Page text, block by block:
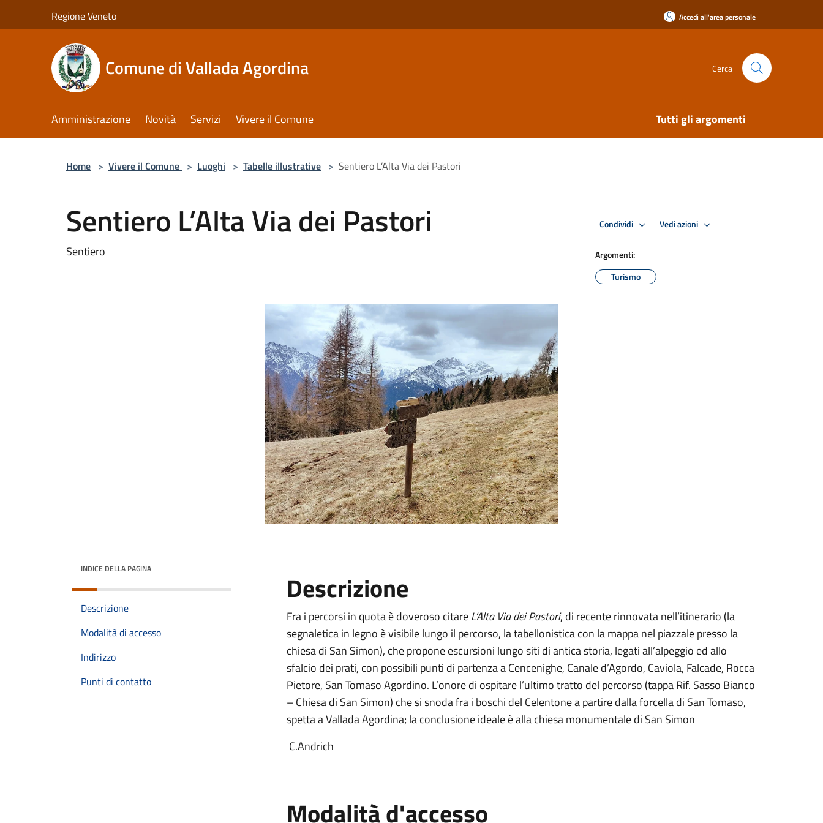
Regione Veneto Accedi all'area personale
Comune di Vallada Agordina Cerca
Amministrazione Novità Servizi Vivere il Comune Tutti gli argomenti
Home > Vivere il Comune > Luoghi > Tabelle illustrative > Sentiero L’Alta Via dei Pastori
Sentiero L’Alta Via dei Pastori
Sentiero
Condividi Vedi azioni
Argomenti:
Turismo
INDICE DELLA PAGINA
Descrizione
Modalità di accesso
Indirizzo
Punti di contatto
Descrizione
Fra i percorsi in quota è doveroso citareL’Alta Via dei Pastori, di recente rinnovata nell’itinerario (la
segnaletica in legno è visibile lungo il percorso, la tabellonistica con la mappa nel piazzale presso la
chiesa di San Simon), che propone escursioni lungo siti di antica storia, legati all’alpeggio ed allo
sfalcio dei prati, con possibili punti di partenza a Cencenighe, Canale d’Agordo, Caviola, Falcade, Rocca
Pietore, San Tomaso Agordino. L’onore di ospitare l’ultimo tratto del percorso (tappa Rif. Sasso Bianco
– Chiesa di San Simon) che si snoda fra i boschi del Celentone a partire dalla forcella di San Tomaso,
spetta a Vallada Agordina; la conclusione ideale è alla chiesa monumentale di San Simon
C.Andrich
Modalità d'accesso